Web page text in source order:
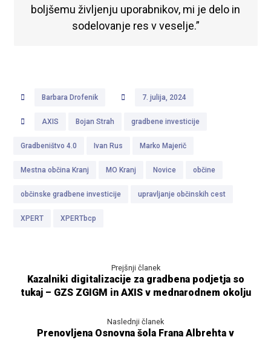
boljšemu življenju uporabnikov, mi je delo in
sodelovanje res v veselje.”
Barbara Drofenik 7. julija, 2024
AXIS Bojan Strah gradbene investicije
Gradbeništvo 4.0 Ivan Rus Marko Majerič
Mestna občina Kranj MO Kranj Novice občine
občinske gradbene investicije upravljanje občinskih cest
XPERT XPERTbcp
Prejšnji članek
Kazalniki digitalizacije za gradbena podjetja so
tukaj – GZS ZGIGM in AXIS v mednarodnem okolju
Naslednji članek
Prenovljena Osnovna šola Frana Albrehta v